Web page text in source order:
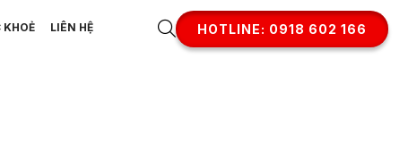
LIÊN HỆ HOTLINE: 0918 602 166